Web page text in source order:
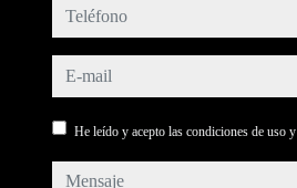
teléfono
e-mail
He leído y acepto las condiciones de uso y
mensaje